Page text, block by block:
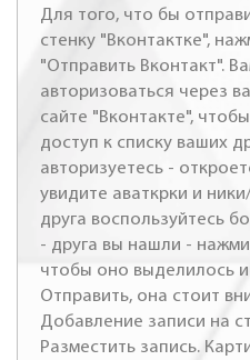
Для того, что бы
стенку "Вконтактке",
"Отправить Вконтакт".
авторизоваться через
сайте "Вконтакте",
доступ к списку ваших
авторизуетесь -
увидите аваткрки и
друга воспользуйтесь
- друга вы нашли -
чтобы оно выделилось
Отправить, она стоит
Добавление записи на
Разместить запись.